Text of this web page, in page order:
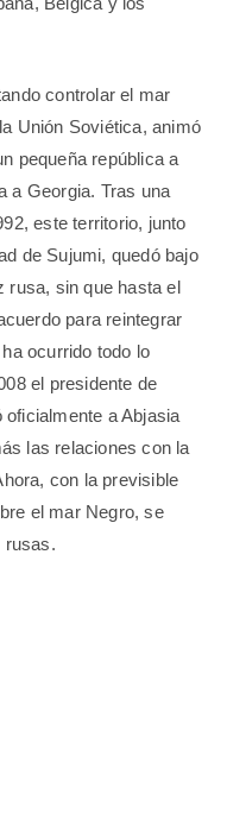
controlar el mar
Unión Soviética, animó
pequeña república a
a Georgia. Tras una
este territorio, junto
de Sujumi, quedó bajo
rusa, sin que hasta el
para reintegrar
ocurrido todo lo
el presidente de
a Abjasia
las relaciones con la
con la previsible
el mar Negro, se
rusas.